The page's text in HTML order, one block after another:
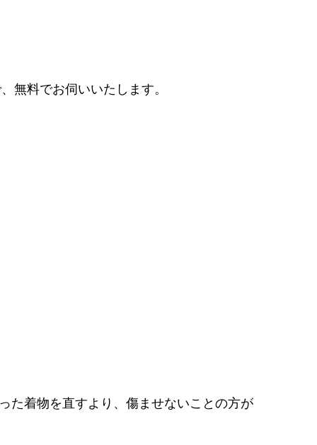
無料でお伺いいたします。
た着物を直すより、傷ませないことの方が